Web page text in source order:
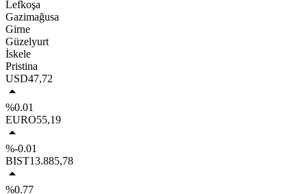
Lefkoşa
Gazimağusa
Girne
Güzelyurt
İskele
Pristina
USD47,72
%0.01
EURO55,19
%-0.01
BIST13.885,78
%0.77